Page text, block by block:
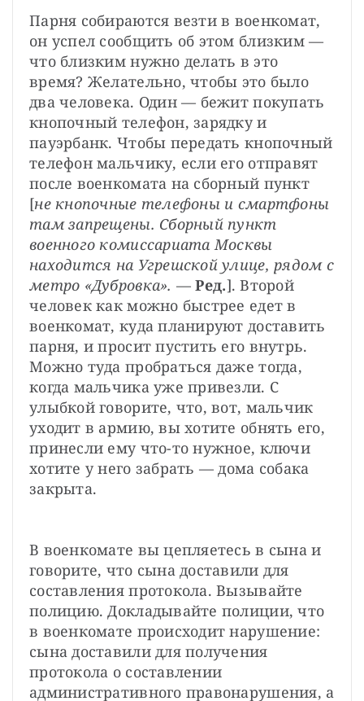
Парня собираются везти в военкомат,
он успел сообщить об этом близким —
что близким нужно делать в это
время? Желательно, чтобы это было
два человека. Один — бежит покупать
кнопочный телефон, зарядку и
пауэрбанк. Чтобы передать кнопочный
телефон мальчику, если его отправят
после военкомата на сборный пункт
[не кнопочные телефоны и смартфоны
там запрещены. Сборный пункт
военного комиссариата Москвы
находится на Угрешской улице, рядом с
метро «Дубровка». — Ред.]. Второй
человек как можно быстрее едет в
военкомат, куда планируют доставить
парня, и просит пустить его внутрь.
Можно туда пробраться даже тогда,
когда мальчика уже привезли. С
улыбкой говорите, что, вот, мальчик
уходит в армию, вы хотите обнять его,
принесли ему что-то нужное, ключи
хотите у него забрать — дома собака
закрыта.
В военкомате вы цепляетесь в сына и
говорите, что сына доставили для
составления протокола. Вызывайте
полицию. Докладывайте полиции, что
в военкомате происходит нарушение:
сына доставили для получения
протокола о составлении
административного правонарушения, а